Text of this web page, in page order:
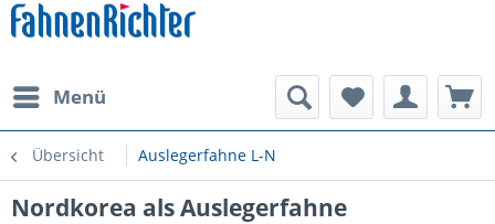
Menü
Übersicht Auslegerfahne L-N
Nordkorea als Auslegerfahne